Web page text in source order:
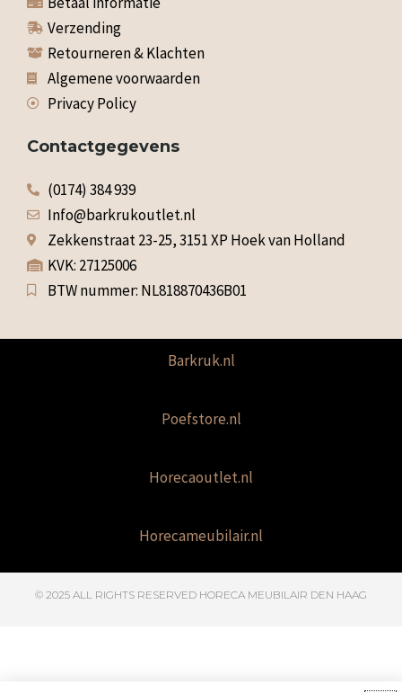
Verzending
Retourneren & Klachten
Algemene voorwaarden
Privacy Policy
Contactgegevens
(0174) 384 939
Info@barkrukoutlet.nl
Zekkenstraat 23-25, 3151 XP Hoek van Holland
KVK: 27125006
BTW nummer: NL818870436B01
Barkruk.nl
Poefstore.nl
Horecaoutlet.nl
Horecameubilair.nl
© 2025 ALL RIGHTS RESERVED​ HORECA MEUBILAIR DEN HAAG